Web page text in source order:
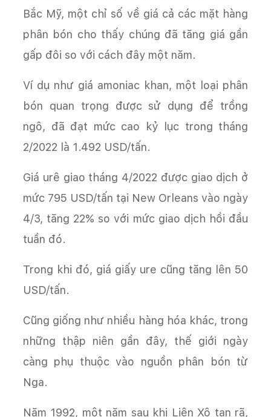
Bắc Mỹ, một chỉ số về giá cả các mặt hàng
phân bón cho thấy chúng đã tăng giá gần
gấp đôi so với cách đây một năm.
Ví dụ như giá amoniac khan, một loại phân
bón quan trọng được sử dụng để trồng
ngô, đã đạt mức cao kỷ lục trong tháng
2/2022 là 1.492 USD/tấn.
Giá urê giao tháng 4/2022 được giao dịch ở
mức 795 USD/tấn tại New Orleans vào ngày
4/3, tăng 22% so với mức giao dịch hồi đầu
tuần đó.
Trong khi đó, giá giấy ure cũng tăng lên 50
USD/tấn.
Cũng giống như nhiều hàng hóa khác, trong
những thập niên gần đây, thế giới ngày
càng phụ thuộc vào nguồn phân bón từ
Nga.
Năm 1992, một năm sau khi Liên Xô tan rã,